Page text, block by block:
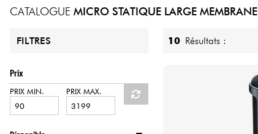
HiFi
CATALOGUE MICRO STATIQUE LARGE MEMBRANE
FILTRES
Prix
PRIX MIN. PRIX MAX.
10 Résultats :